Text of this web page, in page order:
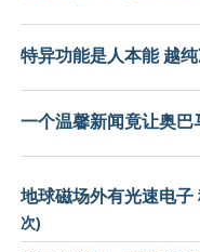
特异功能是人本能 越
一个温馨新闻竟让奥巴
地球磁场外有光速电子
次)